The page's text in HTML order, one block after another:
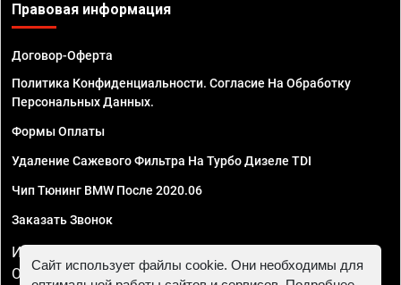
Правовая информация
Договор-Оферта
Политика Конфиденциальности. Согласие На Обработку
Персональных Данных.
Формы Оплаты
Удаление Сажевого Фильтра На Турбо Дизеле TDI
Чип Тюнинг BMW После 2020.06
Заказать Звонок
ИП Смирнов Георгий Павлович. ИНН 781302555843,
ОГРНИП 324470400032610
Сайт использует файлы cookie. Они необходимы для